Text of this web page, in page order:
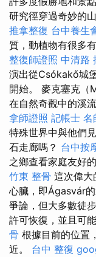
研究徑穿過奇妙的
推拿整復 台中養生
質，動植物有很多
整復師證照 中清路
演出從Csókakő城
開始。 麥克塞克（
在自然奇觀中的溪
拿師證照 記帳士 名
特殊世界中與他們
石走廊嗎？ 台中按
之鄉查看家庭友好
竹東 整骨 這次偉
心臟，即Ágasvár
爭論，但大多數徒
許可恢復，並且可
骨 根據目前的位置
近。 台中 整復